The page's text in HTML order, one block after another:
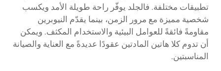
تطبيقات مختلفة. فالجلد يوفّر راحة طويلة الأمد ويكسب
شخصية مميزة مع مرور الزمن، بينما يقدّم النيوبرين
مقاومةً فائقةً للعوامل البيئية والاستخدام المكثف. ويمكن
أن تدوم كلا هاتين المادتين عقودًا عديدةً مع العناية والصيانة
المناسبتين.